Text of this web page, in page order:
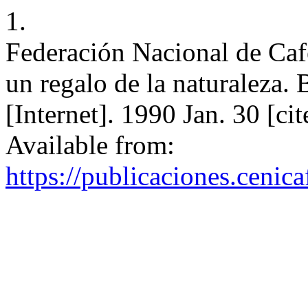
1.
Federación Nacional de
un regalo de la
[Internet]. 1990 Jan. 30
Available from:
https://